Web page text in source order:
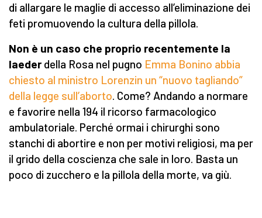
di allargare le maglie di accesso all’eliminazione dei
feti promuovendo la cultura della pillola.
Non è un caso che proprio recentemente la
laeder della Rosa nel pugno Emma Bonino abbia
chiesto al ministro Lorenzin un “nuovo tagliando”
della legge sull’aborto. Come? Andando a normare
e favorire nella 194 il ricorso farmacologico
ambulatoriale. Perché ormai i chirurghi sono
stanchi di abortire e non per motivi religiosi, ma per
il grido della coscienza che sale in loro. Basta un
poco di zucchero e la pillola della morte, va giù.